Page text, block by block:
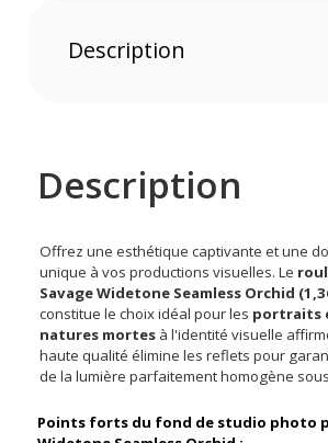
Description
Description
Offrez une esthétique captivante et une
unique à vos productions visuelles. Le
Savage Widetone Seamless Orchid
constitue le choix idéal pour les portraits
natures mortes à l'identité visuelle
haute qualité élimine les reflets pour
de la lumière parfaitement homogène
Points forts du fond de studio photo